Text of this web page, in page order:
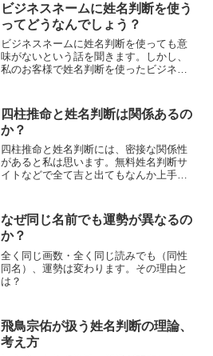
ビジネスネームに姓名判断を使う
ってどうなんでしょう？
ビジネスネームに姓名判断を使っても意
味がないという話を聞きます。しかし、
私のお客様で姓名判断を使ったビジネス
四柱推命と姓名判断は関係あるの
か？
四柱推命と姓名判断には、密接な関係性
があると私は思います。無料姓名判断サ
イトなどで全て吉と出てもなんか上手く
可能性があります。
なぜ同じ名前でも運勢が異なるの
か？
全く同じ画数・全く同じ読みでも（同性
同名）、運勢は変わります。その理由と
は？
飛鳥宗佑が扱う姓名判断の理論、
考え方